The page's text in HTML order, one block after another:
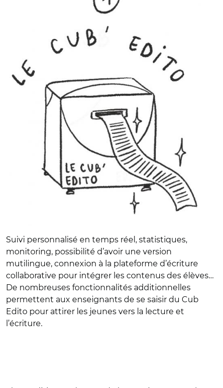
Suivi personnalisé en temps réel, statistiques,
monitoring, possibilité d’avoir une version
mutilingue, connexion à la plateforme d’écriture
collaborative pour intégrer les contenus des élèves…
De nombreuses fonctionnalités additionnelles
permettent aux enseignants de se saisir du Cub
Edito pour attirer les jeunes vers la lecture et
l’écriture.